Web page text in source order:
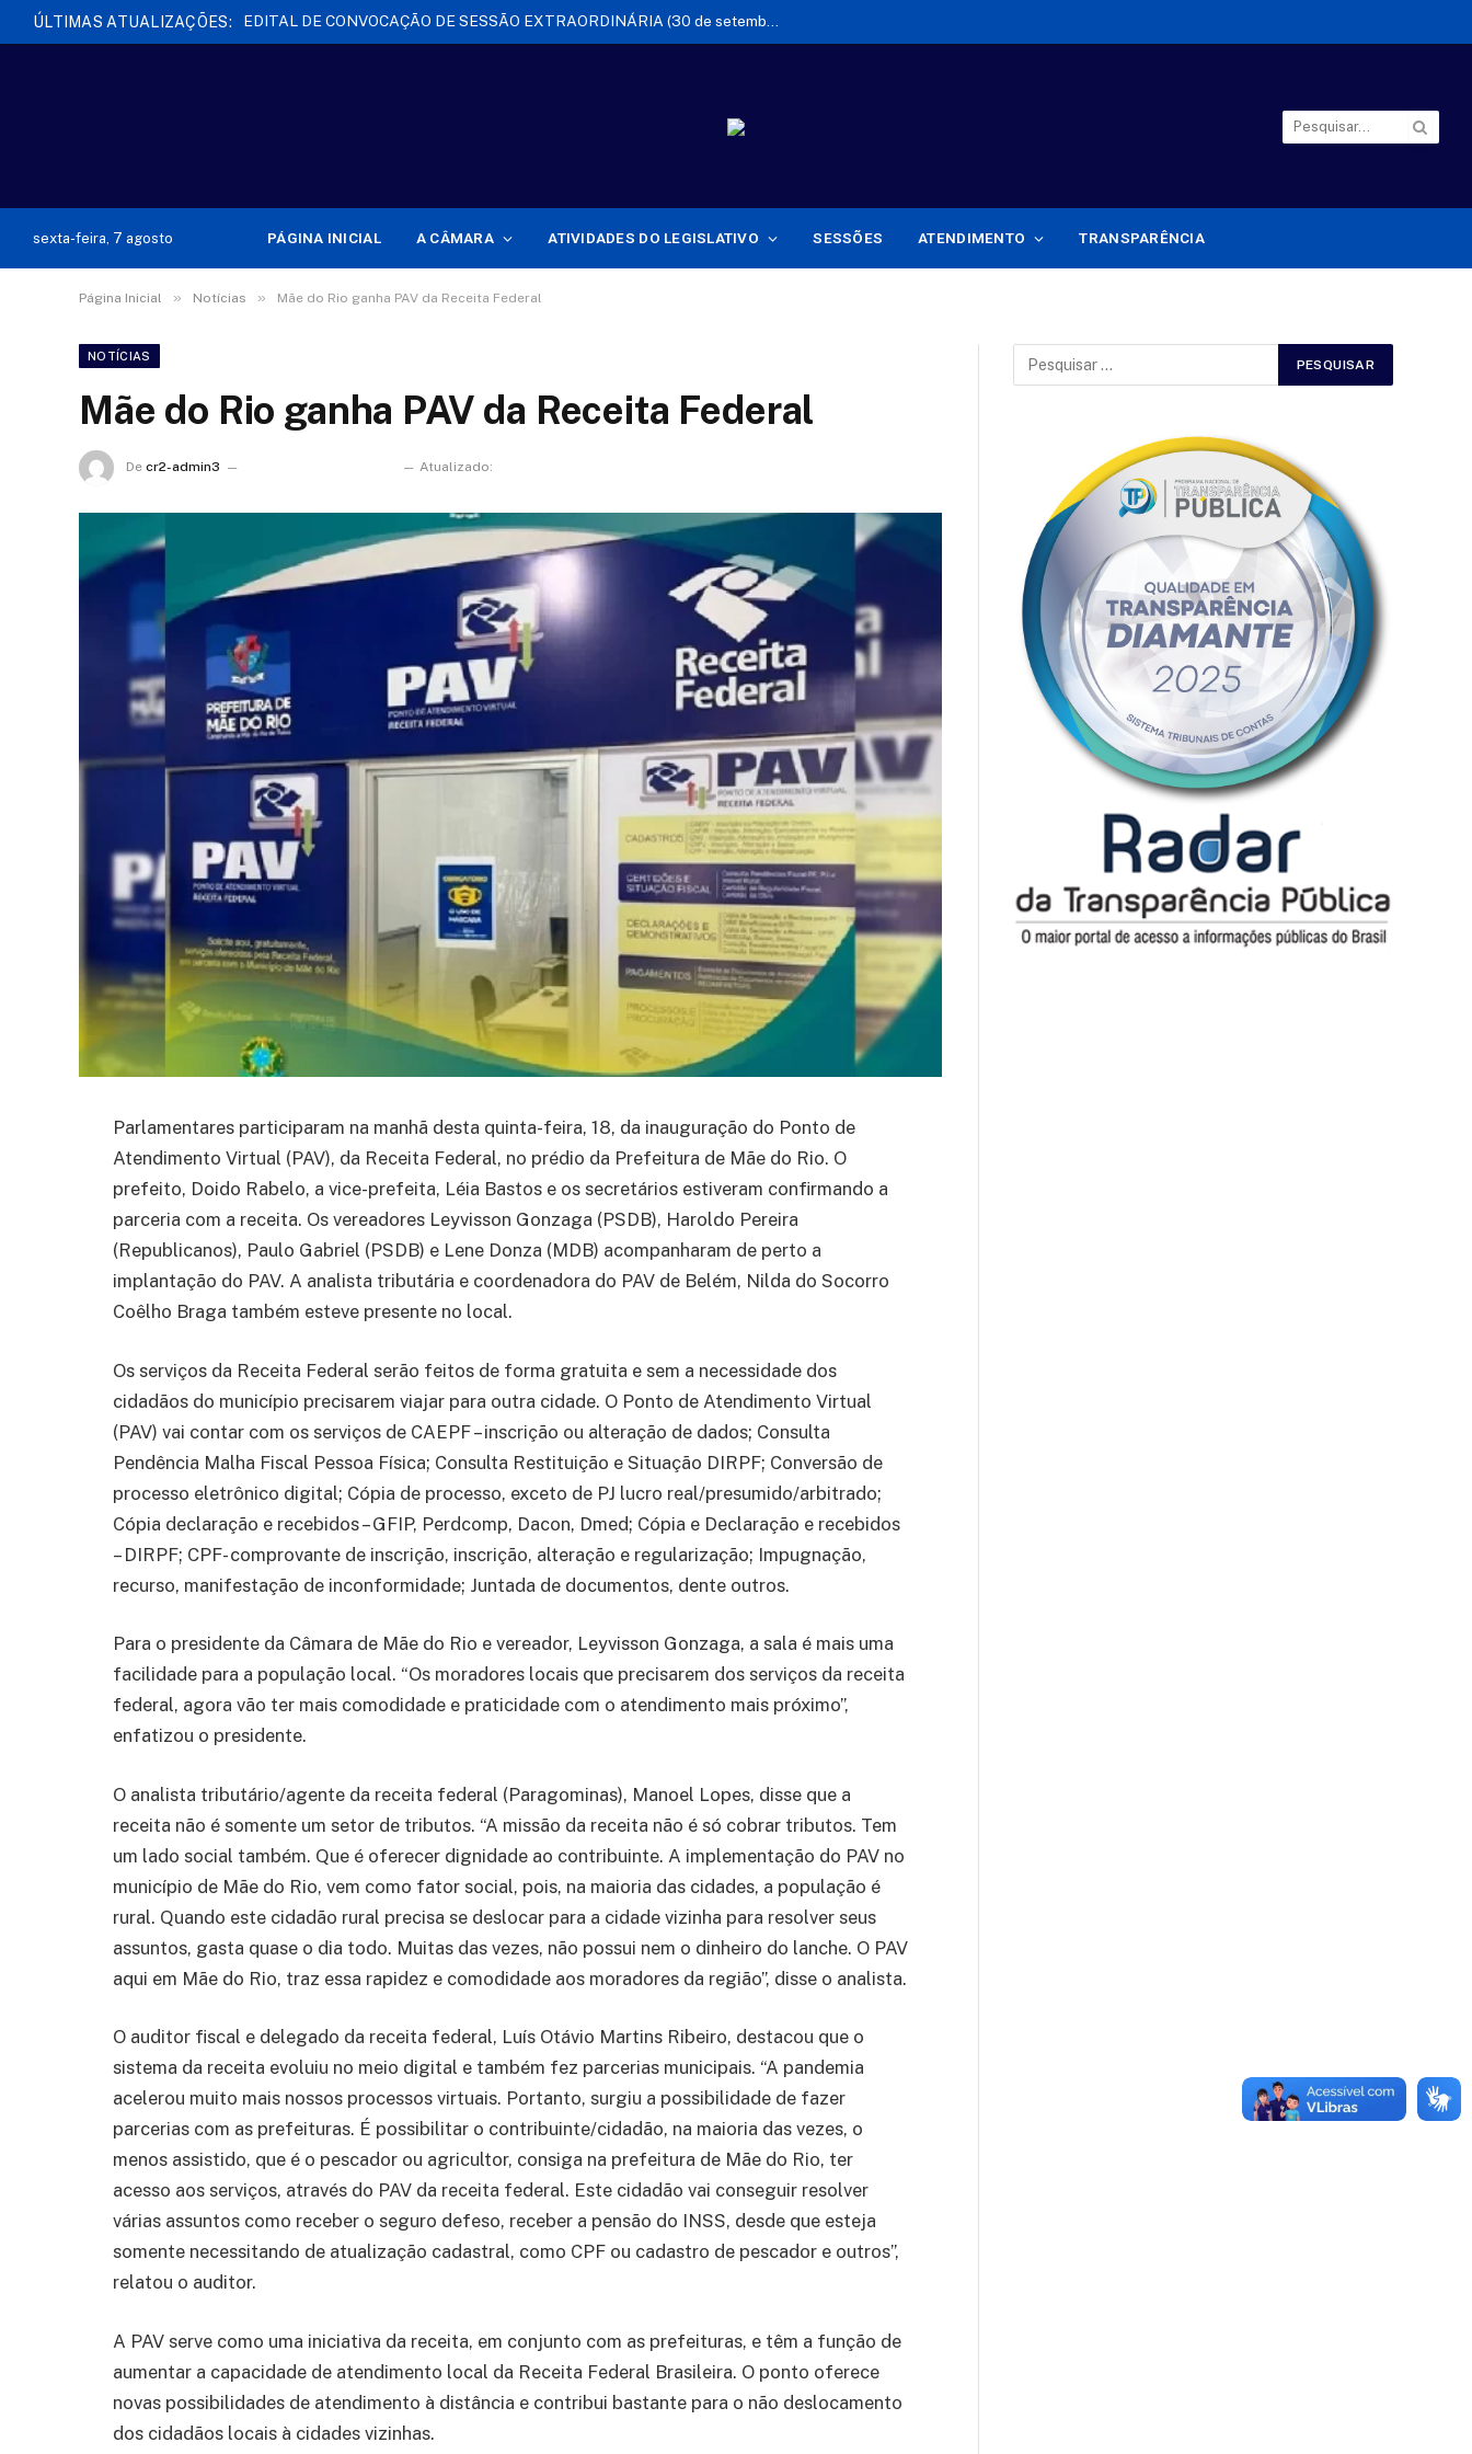
ÚLTIMAS ATUALIZAÇÕES: EDITAL DE CONVOCAÇÃO DE SESSÃO EXTRAORDINÁRIA (30 de setembro de 2025)
sexta-feira, 7 agosto PÁGINA INICIAL A CÂMARA ATIVIDADES DO LEGISLATIVO SESSÕES ATENDIMENTO TRANSPARÊNCIA
Página Inicial » Notícias » Mãe do Rio ganha PAV da Receita Federal
NOTÍCIAS
Mãe do Rio ganha PAV da Receita Federal
De cr2-admin3 Atualizado:
Parlamentares participaram na manhã desta quinta-feira, 18, da inauguração do Ponto de
Atendimento Virtual (PAV), da Receita Federal, no prédio da Prefeitura de Mãe do Rio. O
prefeito, Doido Rabelo, a vice-prefeita, Léia Bastos e os secretários estiveram confirmando a
parceria com a receita. Os vereadores Leyvisson Gonzaga (PSDB), Haroldo Pereira
(Republicanos), Paulo Gabriel (PSDB) e Lene Donza (MDB) acompanharam de perto a
implantação do PAV. A analista tributária e coordenadora do PAV de Belém, Nilda do Socorro
Coêlho Braga também esteve presente no local.
Os serviços da Receita Federal serão feitos de forma gratuita e sem a necessidade dos
cidadãos do município precisarem viajar para outra cidade. O Ponto de Atendimento Virtual
(PAV) vai contar com os serviços de CAEPF – inscrição ou alteração de dados; Consulta
Pendência Malha Fiscal Pessoa Física; Consulta Restituição e Situação DIRPF; Conversão de
processo eletrônico digital; Cópia de processo, exceto de PJ lucro real/presumido/arbitrado;
Cópia declaração e recebidos – GFIP, Perdcomp, Dacon, Dmed; Cópia e Declaração e recebidos
– DIRPF; CPF- comprovante de inscrição, inscrição, alteração e regularização; Impugnação,
recurso, manifestação de inconformidade; Juntada de documentos, dente outros.
Para o presidente da Câmara de Mãe do Rio e vereador, Leyvisson Gonzaga, a sala é mais uma
facilidade para a população local. “Os moradores locais que precisarem dos serviços da receita
federal, agora vão ter mais comodidade e praticidade com o atendimento mais próximo”,
enfatizou o presidente.
O analista tributário/agente da receita federal (Paragominas), Manoel Lopes, disse que a
receita não é somente um setor de tributos. “A missão da receita não é só cobrar tributos. Tem
um lado social também. Que é oferecer dignidade ao contribuinte. A implementação do PAV no
município de Mãe do Rio, vem como fator social, pois, na maioria das cidades, a população é
rural. Quando este cidadão rural precisa se deslocar para a cidade vizinha para resolver seus
assuntos, gasta quase o dia todo. Muitas das vezes, não possui nem o dinheiro do lanche. O PAV
aqui em Mãe do Rio, traz essa rapidez e comodidade aos moradores da região”, disse o analista.
O auditor fiscal e delegado da receita federal, Luís Otávio Martins Ribeiro, destacou que o
sistema da receita evoluiu no meio digital e também fez parcerias municipais. “A pandemia
acelerou muito mais nossos processos virtuais. Portanto, surgiu a possibilidade de fazer
parcerias com as prefeituras. É possibilitar o contribuinte/cidadão, na maioria das vezes, o
menos assistido, que é o pescador ou agricultor, consiga na prefeitura de Mãe do Rio, ter
acesso aos serviços, através do PAV da receita federal. Este cidadão vai conseguir resolver
várias assuntos como receber o seguro defeso, receber a pensão do INSS, desde que esteja
somente necessitando de atualização cadastral, como CPF ou cadastro de pescador e outros”,
relatou o auditor.
A PAV serve como uma iniciativa da receita, em conjunto com as prefeituras, e têm a função de
aumentar a capacidade de atendimento local da Receita Federal Brasileira. O ponto oferece
novas possibilidades de atendimento à distância e contribui bastante para o não deslocamento
dos cidadãos locais à cidades vizinhas.